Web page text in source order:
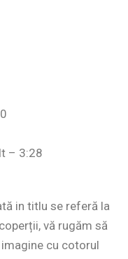
– 3:28
in titlu se referă la
vă rugăm să
cu cotorul